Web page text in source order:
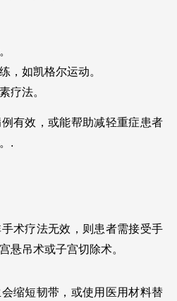
，如凯格尔运动。
疗法。
有效，或能帮助减轻重症患者
.
术疗法无效，则患者需接受手
悬吊术或子宫切除术。
缩短韧带，或使用医用材料替